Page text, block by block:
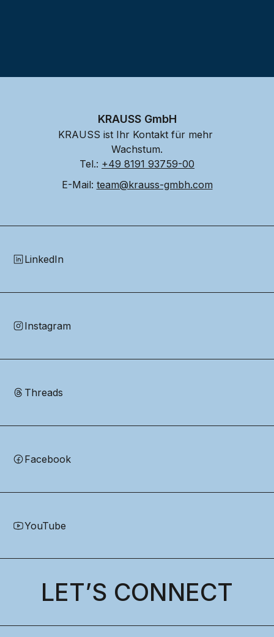
KRAUSS GmbH
KRAUSS ist Ihr Kontakt für mehr
Wachstum.
Tel.: +49 8191 93759-00
E-Mail: team@krauss-gmbh.com
LinkedIn
Instagram
Threads
Facebook
YouTube
LET’S CONNECT